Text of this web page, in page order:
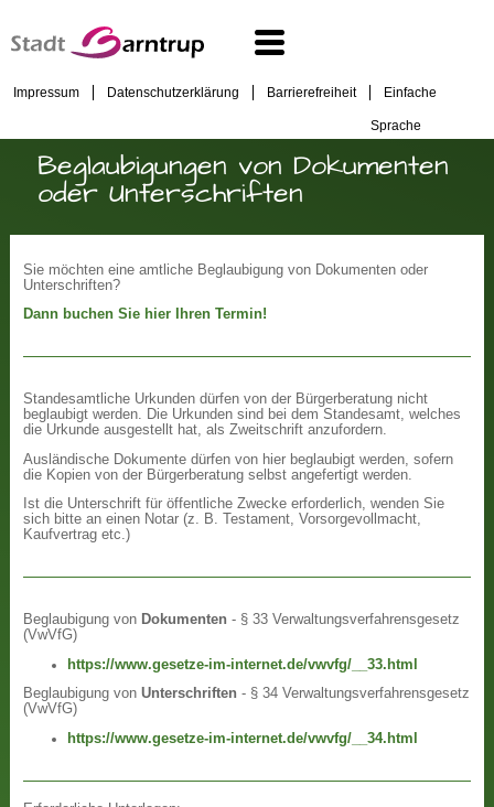
Impressum Datenschutzerklärung Barrierefreiheit Einfache
Sprache
Beglaubigungen von Dokumenten
oder Unterschriften
Sie möchten eine amtliche Beglaubigung von Dokumenten oder
Unterschriften?
Dann buchen Sie hier Ihren Termin!
Standesamtliche Urkunden dürfen von der Bürgerberatung nicht
beglaubigt werden. Die Urkunden sind bei dem Standesamt, welches
die Urkunde ausgestellt hat, als Zweitschrift anzufordern.
Ausländische Dokumente dürfen von hier beglaubigt werden, sofern
die Kopien von der Bürgerberatung selbst angefertigt werden.
Ist die Unterschrift für öffentliche Zwecke erforderlich, wenden Sie
sich bitte an einen Notar (z. B. Testament, Vorsorgevollmacht,
Kaufvertrag etc.)
Beglaubigung von Dokumenten - § 33 Verwaltungsverfahrensgesetz
(VwVfG)
https://www.gesetze-im-internet.de/vwvfg/__33.html
Beglaubigung vonUnterschriften - § 34 Verwaltungsverfahrensgesetz
(VwVfG)
https://www.gesetze-im-internet.de/vwvfg/__34.html